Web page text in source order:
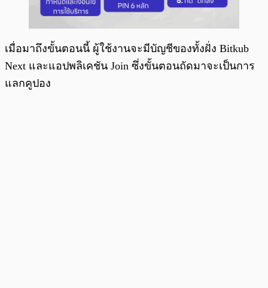
เมื่อมาถึงขั้นตอนนี้ ผู้ใช้งานจะมีบัญชีของทั้งฝั่ง Bitkub
Next และแอปพลิเคชัน Join ซึ่งขั้นตอนถัดมาจะเป็นการ
แลกคูปอง